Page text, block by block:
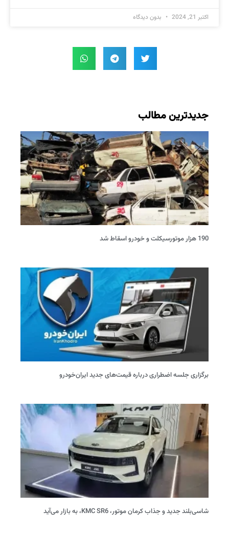
اکتبر 21, 2024 بدون دیدگاه
جدیدترین مطالب
190 هزار موتورسیکلت و خودرو اسقاط شد
برگزاری جلسه اضطراری درباره قیمت‌های جدید ایران‌خودرو
شاسی‌بلند جدید و جذاب کرمان موتور، KMC SR6، به بازار می‌آید